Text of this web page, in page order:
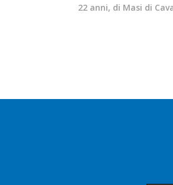
22 anni, di Masi di